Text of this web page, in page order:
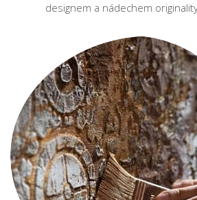
designem a nádechem